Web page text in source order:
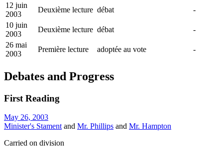
12 juin
2003
Deuxième lecture débat
-
10 juin
2003
Deuxième lecture débat
-
26 mai
2003
Première lecture adoptée au vote -
Debates and Progress
First Reading
May 26, 2003
Minister's Stament and Mr. Phillips and Mr. Hampton
Carried on division